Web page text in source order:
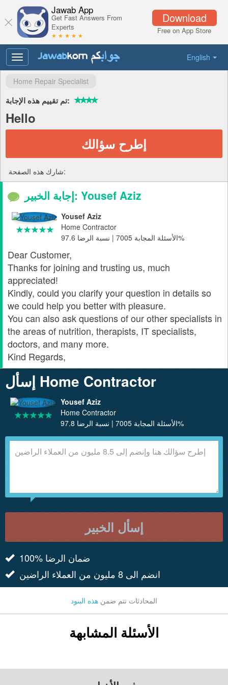
Download
Free on App Store
Jawab App
Get Fast Answers From
Experts
★ ★ ★ ★ ★
English
Toggle
navigation
Home Repair Specialist
تم تقييم هذه الإجابة:
Hello
إطرح سؤالك
شارك هذه الصفحة:
إجابة الخبير: Yousef Aziz
Yousef Aziz
Home Contractor
الأسئلة المجابة 7005 | نسبة الرضا 97.6%
Dear Customer,
Thanks for joining and trusting us, much
appreciated!
Kindly, could you clarify your question in details so
we could help you better with pleasure.
You can also ask questions of our other specialists in
the areas of nutrition, therapists, IT specialists,
doctors, and many more.
Kind Regards,
إسأل Home Contractor
Yousef Aziz
Home Contractor
الأسئلة المجابة 7005 | نسبة الرضا 97.8%
إسأل الخبير
100% ضمان الرضا
انضم الى 8 مليون من العملاء الراضين
المحادثات تتم ضمن هذه البنود
الأسئلة المشابهة